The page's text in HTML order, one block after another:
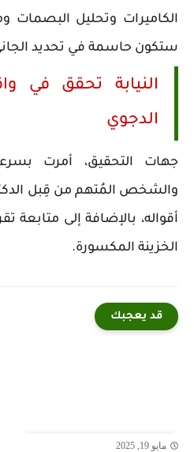
الكاميرات وتحليل البصمات
ستكون حاسمة في تحديد
النيابة تحقق في
الدجوي
جهات التحقيق، أمرت
والشخص المُتهم من قِبل
أقواله، بالإضافة إلى متابعة
الخزينة المكسورة.
قد يعجبك
مايو 19, 2025